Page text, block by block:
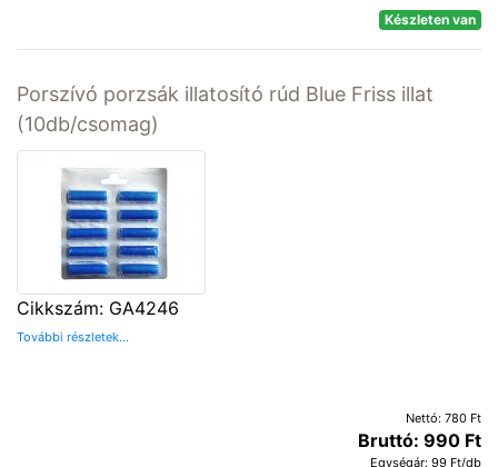
Készleten van
Porszívó porzsák illatosító rúd Blue Friss illat
(10db/csomag)
Cikkszám: GA4246
További részletek...
Nettó: 780 Ft
Bruttó: 990 Ft
Egységár: 99 Ft/db